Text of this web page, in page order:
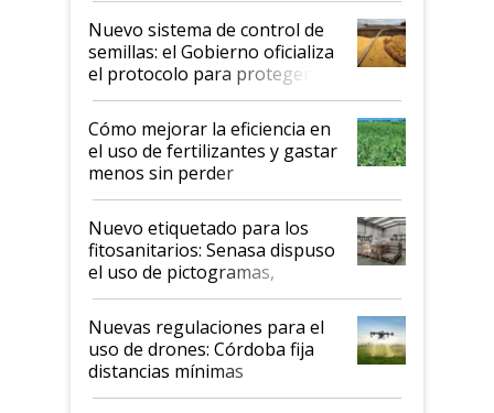
Nuevo sistema de control de
semillas: el Gobierno oficializa
el protocolo para proteger la
propiedad intelectual
Cómo mejorar la eficiencia en
el uso de fertilizantes y gastar
menos sin perder
productividad en la campaña
fina
Nuevo etiquetado para los
fitosanitarios: Senasa dispuso
el uso de pictogramas,
palabras de advertencia e
indicaciones
Nuevas regulaciones para el
uso de drones: Córdoba fija
distancias mínimas